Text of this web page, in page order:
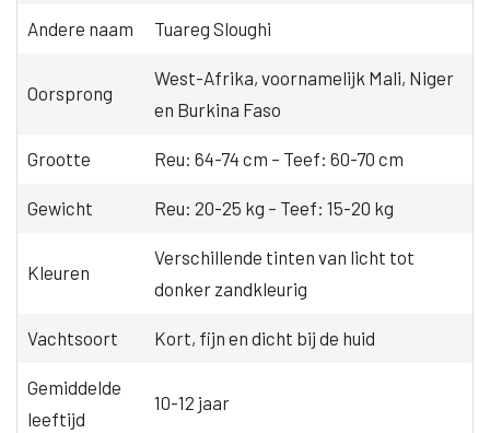
Andere naam Tuareg Sloughi
Oorsprong
West-Afrika, voornamelijk Mali, Niger
en Burkina Faso
Grootte Reu: 64-74 cm – Teef: 60-70 cm
Gewicht Reu: 20-25 kg – Teef: 15-20 kg
Kleuren
Verschillende tinten van licht tot
donker zandkleurig
Vachtsoort Kort, fijn en dicht bij de huid
Gemiddelde
leeftijd
10-12 jaar